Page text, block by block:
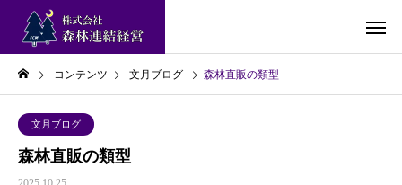
コンテンツ 文月ブログ 森林直販の類型
文月ブログ
森林直販の類型